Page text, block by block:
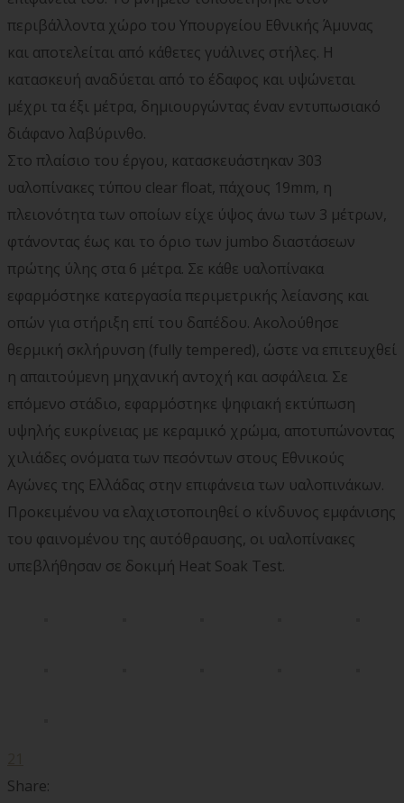
περιβάλλοντα χώρο του Υπουργείου Εθνικής Άμυνας
και αποτελείται από κάθετες γυάλινες στήλες. Η
κατασκευή αναδύεται από το έδαφος και υψώνεται
μέχρι τα έξι μέτρα, δημιουργώντας έναν εντυπωσιακό
διάφανο λαβύρινθο.
Στο πλαίσιο του έργου, κατασκευάστηκαν 303
υαλοπίνακες τύπου clear float, πάχους 19mm, η
πλειονότητα των οποίων είχε ύψος άνω των 3 μέτρων,
φτάνοντας έως και το όριο των jumbo διαστάσεων
πρώτης ύλης στα 6 μέτρα. Σε κάθε υαλοπίνακα
εφαρμόστηκε κατεργασία περιμετρικής λείανσης και
οπών για στήριξη επί του δαπέδου. Ακολούθησε
θερμική σκλήρυνση (fully tempered), ώστε να επιτευχθεί
η απαιτούμενη μηχανική αντοχή και ασφάλεια. Σε
επόμενο στάδιο, εφαρμόστηκε ψηφιακή εκτύπωση
υψηλής ευκρίνειας με κεραμικό χρώμα, αποτυπώνοντας
χιλιάδες ονόματα των πεσόντων στους Εθνικούς
Αγώνες της Ελλάδας στην επιφάνεια των υαλοπινάκων.
Προκειμένου να ελαχιστοποιηθεί ο κίνδυνος εμφάνισης
του φαινομένου της αυτόθραυσης, οι υαλοπίνακες
υπεβλήθησαν σε δοκιμή Heat Soak Test.
Share: